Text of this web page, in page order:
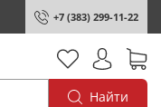
+7 (383) 299-11-22
Найти